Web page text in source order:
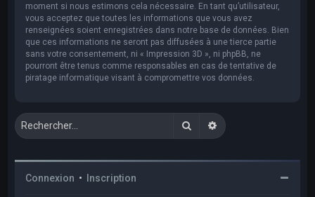
moment si nous estimons cela nécessaire. En tant qu’utilisateur,
vous acceptez que toutes les informations que vous avez
renseignées soient enregistrées dans notre base de données. Bien
que ces informations ne seront pas diffusées à une tierce partie
sans votre consentement, ni « Impression 3D », ni phpBB, ne
pourront être tenus comme responsables en cas de tentative de
piratage informatique visant à compromettre vos données.
RechercherRecherche avancée
Connexion • Inscription